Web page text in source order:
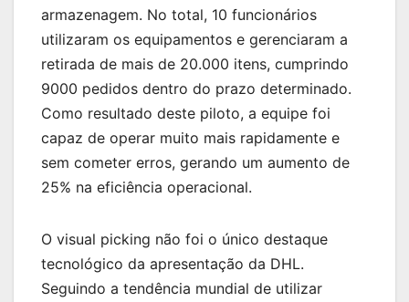
armazenagem. No total, 10 funcionários
utilizaram os equipamentos e gerenciaram a
retirada de mais de 20.000 itens, cumprindo
9000 pedidos dentro do prazo determinado.
Como resultado deste piloto, a equipe foi
capaz de operar muito mais rapidamente e
sem cometer erros, gerando um aumento de
25% na eficiência operacional.
O visual picking não foi o único destaque
tecnológico da apresentação da DHL.
Seguindo a tendência mundial de utilizar